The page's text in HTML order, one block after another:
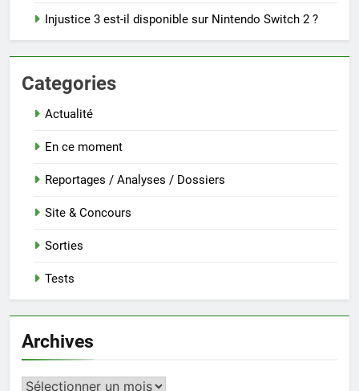
Injustice 3 est-il disponible sur Nintendo Switch 2 ?
Categories
Actualité
En ce moment
Reportages / Analyses / Dossiers
Site & Concours
Sorties
Tests
Archives
Archives